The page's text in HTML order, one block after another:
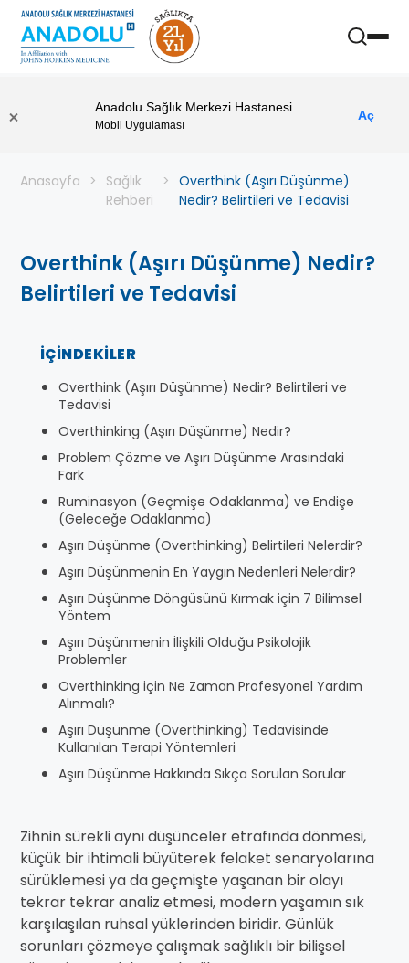
Anadolu Sağlık Merkezi Hastanesi
Mobil Uygulaması
Aç
Anasayfa
Sağlık
Rehberi
Overthink (Aşırı Düşünme)
Nedir? Belirtileri ve Tedavisi
Overthink (Aşırı Düşünme) Nedir?
Belirtileri ve Tedavisi
İÇINDEKILER
Overthink (Aşırı Düşünme) Nedir? Belirtileri ve
Tedavisi
Overthinking (Aşırı Düşünme) Nedir?
Problem Çözme ve Aşırı Düşünme Arasındaki
Fark
Ruminasyon (Geçmişe Odaklanma) ve Endişe
(Geleceğe Odaklanma)
Aşırı Düşünme (Overthinking) Belirtileri Nelerdir?
Aşırı Düşünmenin En Yaygın Nedenleri Nelerdir?
Aşırı Düşünme Döngüsünü Kırmak için 7 Bilimsel
Yöntem
Aşırı Düşünmenin İlişkili Olduğu Psikolojik
Problemler
Overthinking için Ne Zaman Profesyonel Yardım
Alınmalı?
Aşırı Düşünme (Overthinking) Tedavisinde
Kullanılan Terapi Yöntemleri
Aşırı Düşünme Hakkında Sıkça Sorulan Sorular
Zihnin sürekli aynı düşünceler etrafında dönmesi,
küçük bir ihtimali büyüterek felaket senaryolarına
sürüklemesi ya da geçmişte yaşanan bir olayı
tekrar tekrar analiz etmesi, modern yaşamın sık
karşılaşılan ruhsal yüklerinden biridir. Günlük
sorunları çözmeye çalışmak sağlıklı bir bilişsel